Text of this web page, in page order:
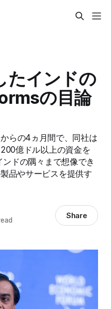
たインドの
の目論
らの4ヵ月間で、同社は
億ドル以上の資金を
ドの隅々まで想像でき
品やサービスを提供す
Share